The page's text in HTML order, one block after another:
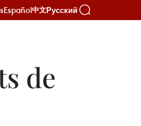
Español中文Русский
de